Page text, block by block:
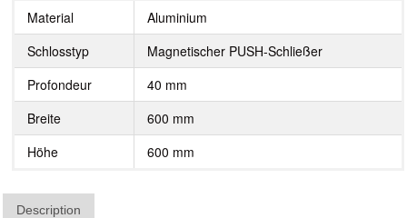
Material
Aluminium
Schlosstyp
Magnetischer PUSH-Schließer
Profondeur
40 mm
Breite
600 mm
Höhe
600 mm
Description